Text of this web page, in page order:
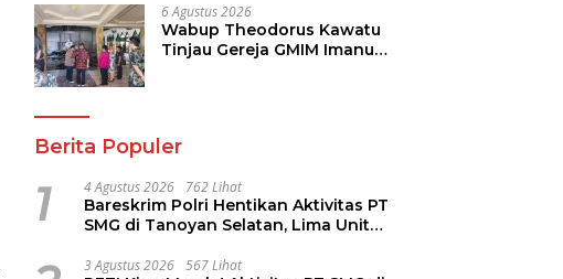
6 Agustus 2026
Wabup Theodorus Kawatu
Tinjau Gereja GMIM Imanuel
Berita Populer
1 4 Agustus 2026 762 Lihat
Bareskrim Polri Hentikan Aktivitas PT
SMG di Tanoyan Selatan, Lima Unit
3 Agustus 2026 567 Lihat